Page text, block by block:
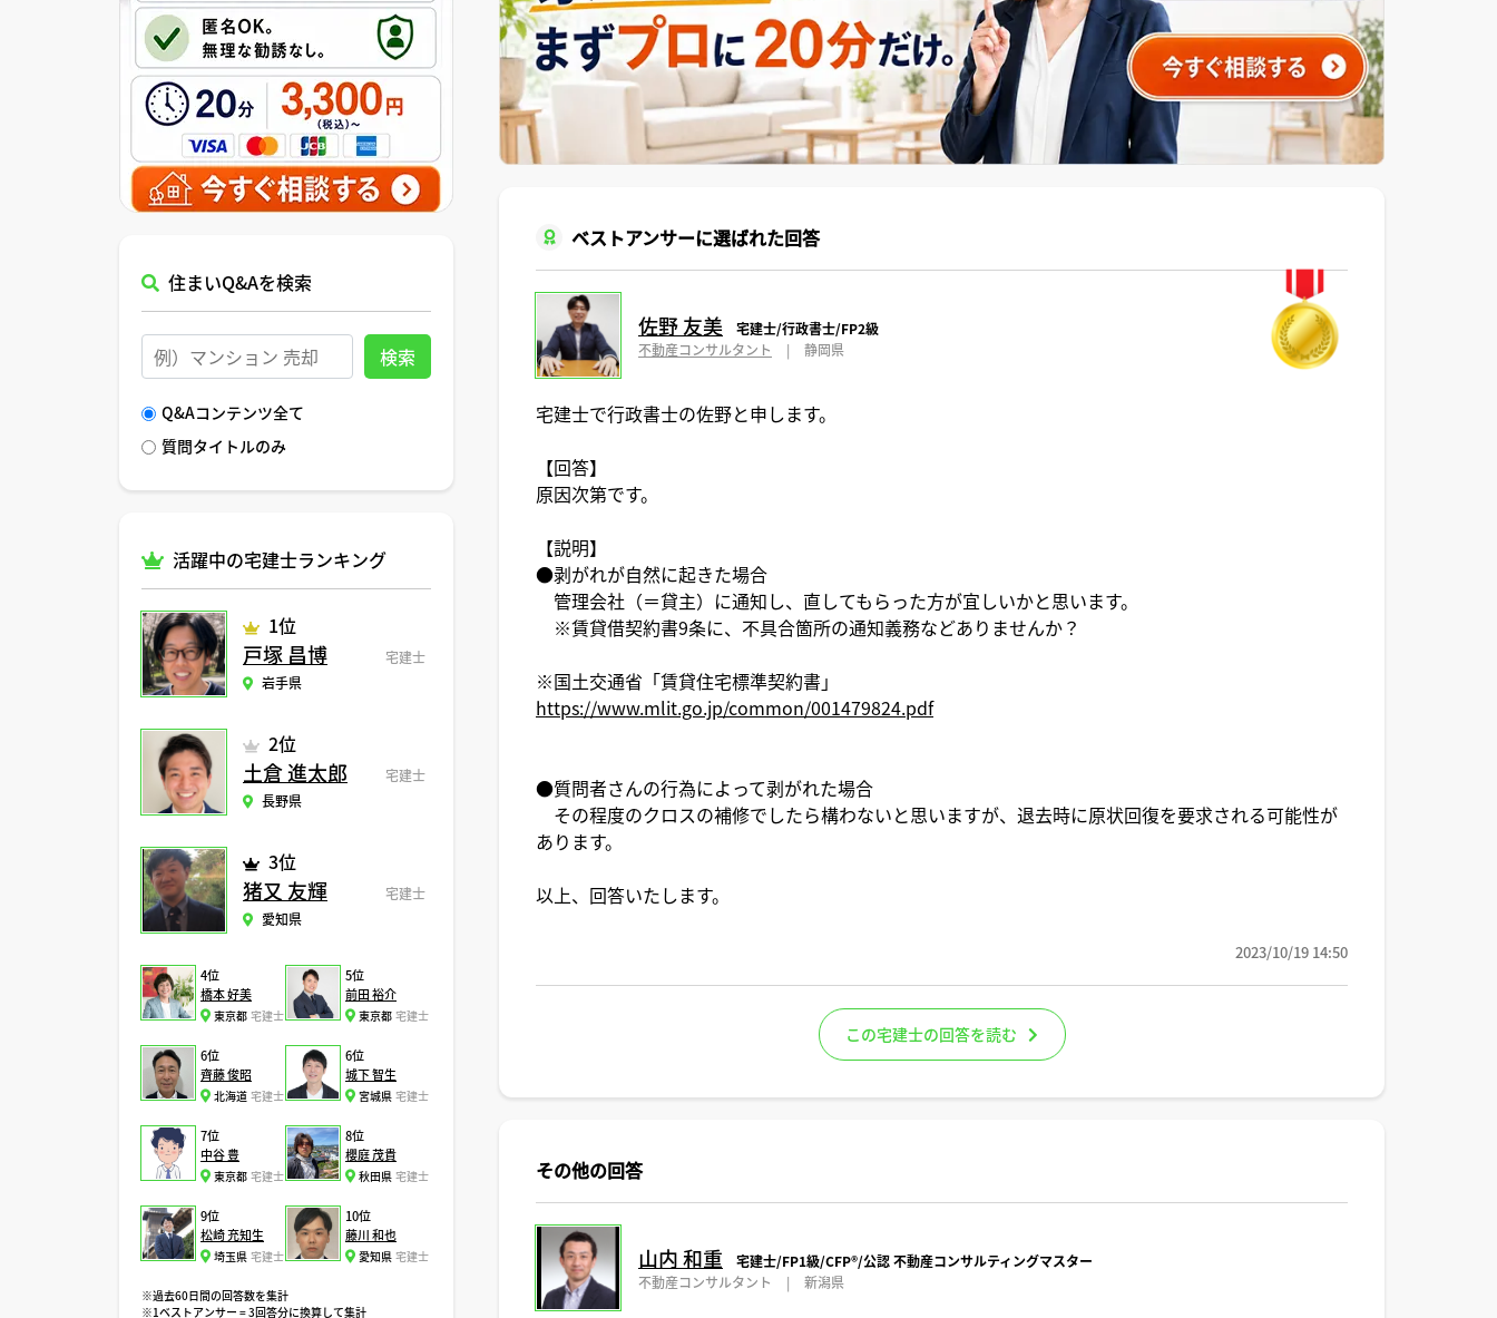
住まいQ&Aを検索
Q&Aコンテンツ全て
質問タイトルのみ
活躍中の宅建士ランキング
1位
戸塚 昌博
宅建士
岩手県
2位
土倉 進太郎
宅建士
長野県
3位
猪又 友輝
宅建士
愛知県
4位
橋本 好美
宅建士
東京都
5位
前田 裕介
宅建士
東京都
6位
齊藤 俊昭
宅建士
北海道
6位
城下 智生
宅建士
宮城県
7位
中谷 豊
宅建士
東京都
8位
櫻庭 茂貴
宅建士
秋田県
9位
松崎 充知生
宅建士
埼玉県
10位
藤川 和也
宅建士
愛知県
※過去60日間の回答数を集計
※1ベストアンサー = 3回答分に換算して集計
ベストアンサーに選ばれた回答
佐野 友美
宅建士/行政書士/FP2級
不動産コンサルタント
| 静岡県
宅建士で行政書士の佐野と申します。
【回答】
原因次第です。
【説明】
●剥がれが自然に起きた場合
管理会社（＝貸主）に通知し、直してもらった方が宜しいかと思います。
※賃貸借契約書9条に、不具合箇所の通知義務などありませんか？
※国土交通省「賃貸住宅標準契約書」
https://www.mlit.go.jp/common/001479824.pdf
●質問者さんの行為によって剥がれた場合
その程度のクロスの補修でしたら構わないと思いますが、退去時に原状回復を要求される可能性が
あります。
以上、回答いたします。
2023/10/19 14:50
この宅建士の回答を読む
その他の回答
山内 和重
宅建士/FP1級/CFP®️/公認 不動産コンサルティングマスター
不動産コンサルタント
| 新潟県